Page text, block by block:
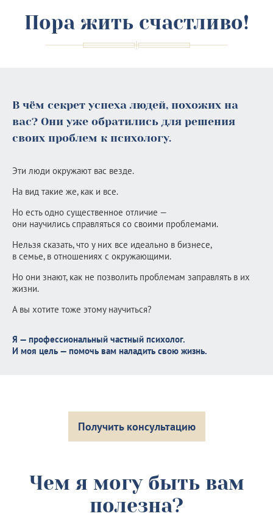
Пора жить счастливо!
В чём секрет успеха людей, похожих на
вас? Они уже обратились для решения
своих проблем к психологу.
Эти люди окружают вас везде.
На вид такие же, как и все.
Но есть одно существенное отличие —
они научились справляться со своими проблемами.
Нельзя сказать, что у них все идеально в бизнесе,
в семье, в отношениях с окружающими.
Но они знают, как не позволить проблемам заправлять в их
жизни.
А вы хотите тоже этому научиться?
Я — профессиональный частный психолог.
И моя цель — помочь вам наладить свою жизнь.
Получить консультацию
Чем я могу быть вам
полезна?